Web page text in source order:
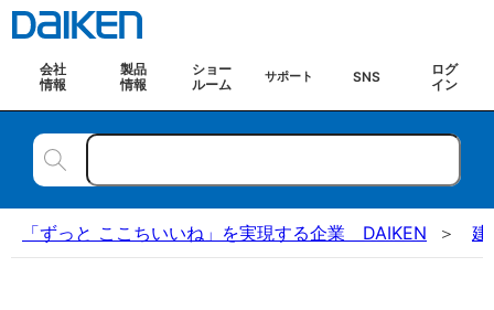
会社
情報
製品
情報
ショー
ルーム
サポート SNS
ログ
イン
「ずっと ここちいいね」を実現する企業 DAIKEN 建